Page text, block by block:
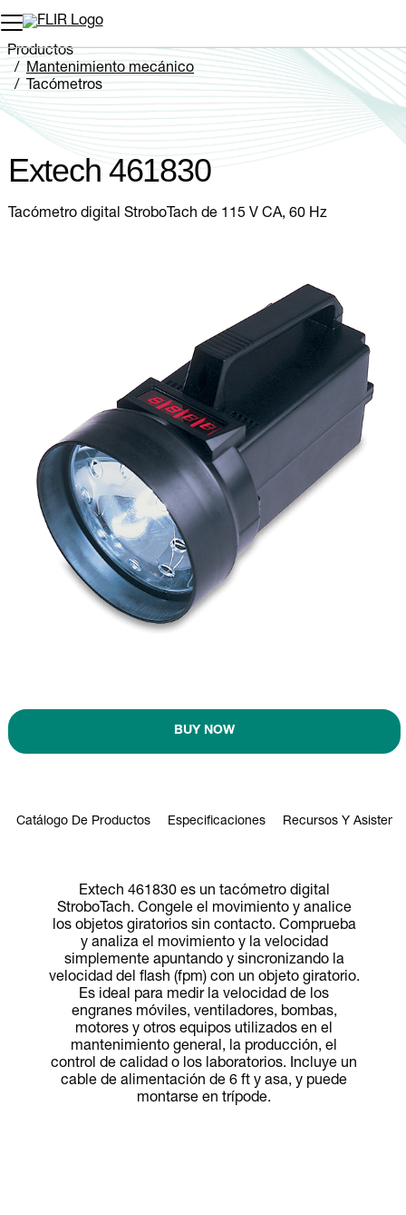
Productos
Mantenimiento mecánico
Tacómetros
Extech 461830
Extech 461830
Tacómetro digital StroboTach de 115 V CA, 60 Hz
BUY NOW
Catálogo De Productos Especificaciones Recursos Y
Extech 461830 es un tacómetro digital
StroboTach. Congele el movimiento y analice
los objetos giratorios sin contacto. Comprueba
y analiza el movimiento y la velocidad
simplemente apuntando y sincronizando la
velocidad del flash (fpm) con un objeto giratorio.
Es ideal para medir la velocidad de los
engranes móviles, ventiladores, bombas,
motores y otros equipos utilizados en el
mantenimiento general, la producción, el
control de calidad o los laboratorios. Incluye un
cable de alimentación de 6 ft y asa, y puede
montarse en trípode.